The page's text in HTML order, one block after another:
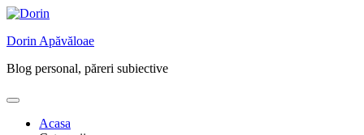
Skip
content
Dorin Apăvăloae
Blog personal, păreri subiective
Acasa